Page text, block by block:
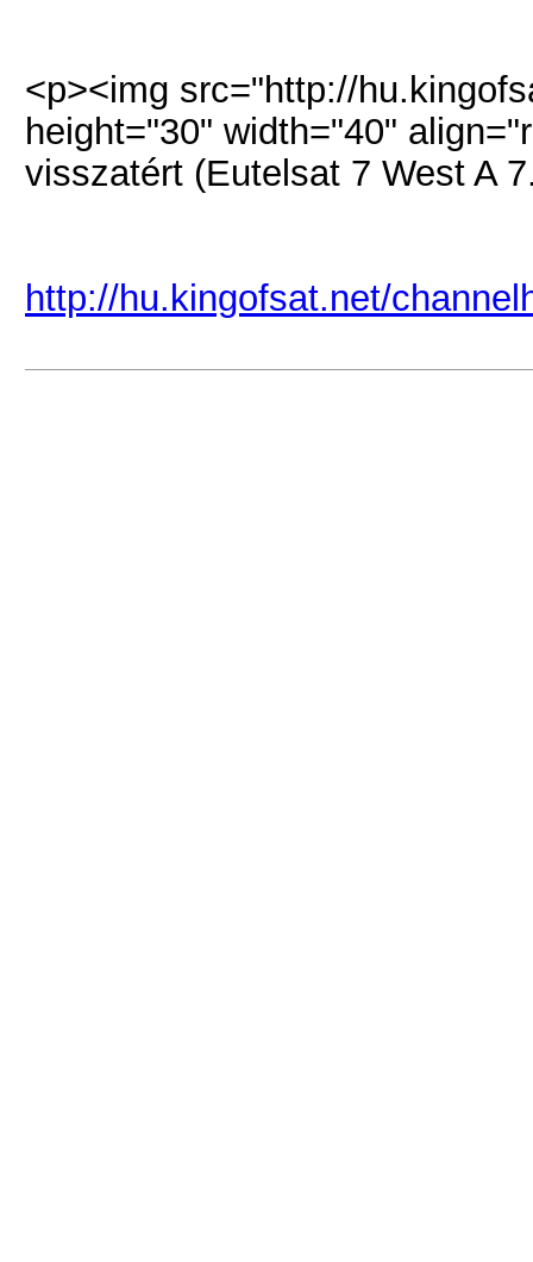
<p><img src="http://
height="30" width="40"
visszatért (Eutelsat 7 West A
http://hu.kingofsat.net/